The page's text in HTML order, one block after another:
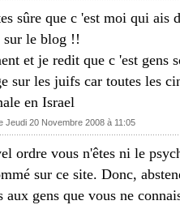
sûre que c 'est moi qui ais
sur le blog !!
et je redit que c 'est gens
sur les juifs car toutes les
en Israel
Jeudi 20 Novembre 2008 à 11:05
ordre vous n'êtes ni le
sur ce site. Donc,
gens que vous ne